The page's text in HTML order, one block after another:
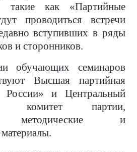
как «Партийные
проводиться встречи
вступивших в ряды
и сторонников.
обучающих семинаров
Высшая партийная
и Центральный
комитет партии,
методические и